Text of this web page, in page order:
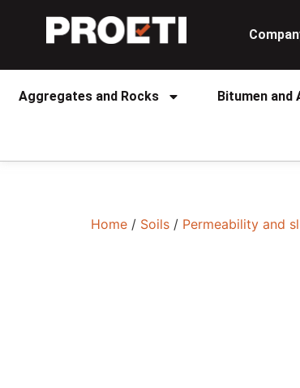
Aggregates and Rocks Bitumen and
Home / Soils / Permeability and